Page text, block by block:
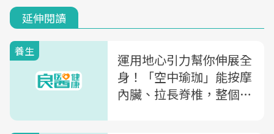
延伸閱讀
養生
運用地心引力幫你伸展全
身！「空中瑜珈」能按摩
內臟、拉長脊椎，整個人